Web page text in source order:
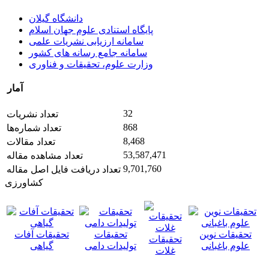
دانشگاه گیلان
پایگاه استنادی علوم جهان اسلام
سامانه ارزیابی نشریات علمی
سامانه جامع رسانه های کشور
وزارت علوم، تحقیقات و فناوری
آمار
تعداد نشریات
32
تعداد شماره‌ها
868
تعداد مقالات
8,468
تعداد مشاهده مقاله
53,587,471
تعداد دریافت فایل اصل مقاله 9,701,760
کشاورزی
تحقیقات آفات
گیاهی
تحقیقات
تولیدات دامی
تحقیقات
غلات
تحقیقات نوین
علوم باغبانی